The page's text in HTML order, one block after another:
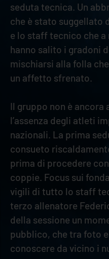
seduta tecnica. Un
che è stato suggellato
e lo staff tecnico che a
hanno salito i gradoni
mischiarsi alla folla
un affetto sfrenato.
Il gruppo non è
l’assenza degli atleti
nazionali. La prima
consueto
prima di procedere
coppie. Focus sui
vigili di tutto lo staff
terzo allenatore
della sessione un
pubblico, che tra foto
conoscere da vicino i